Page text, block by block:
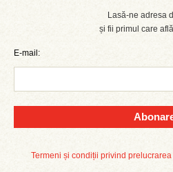
Lasă-ne adresa
și fii primul care
E-mail:
Termeni și condiții privind